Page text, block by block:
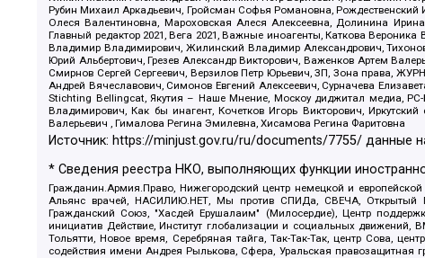
Рубин Михаил Аркадьевич, Гройсман Софья Романовна,
Олеся Валентиновна, Мароховская Алеся Алексеевна, Долинина
Главный редактор 2021, Вега 2021, Важные иноагенты, Каткова
Владимир Владимирович, Жилинский Владимир Александрович,
Юрий Альбертович, Грезев Александр Викторович, Важенков Артем
Смирнов Сергей Сергеевич, Верзилов Петр Юрьевич, ЗП, Зона права,
Андрей Вячеславович, Симонов Евгений Алексеевич, Сурначева
Stichting Bellingcat, Якутия – Наше Мнение, Москоу диджитал медиа,
Владимирович, Как бы инагент, Кочетков Игорь Викторович,
Валерьевич , Гималова Регина Эмилевна, Хисамова Регина Фаритовна
Источник: https://minjust.gov.ru/ru/documents/7755/ данные
* Сведения реестра НКО, выполняющих функции
Гражданин.Армия.Право, Нижегородский центр немецкой и
Альянс врачей, НАСИЛИЮ.НЕТ, Мы против СПИДа, СВЕЧА, Открытый
Гражданский Союз, "Хасдей Ерушалаим" (Милосердие), Центр
инициатив Действие, Институт глобализации и социальных
Тольятти, Новое время, Серебряная тайга, Так-Так-Так, центр Сова,
содействия имени Андрея Рылькова, Сфера, Уральская правозащитная